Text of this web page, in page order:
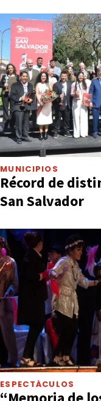
MUNICIPIOS
Récord de
San Salvador
ESPECTÁCULOS